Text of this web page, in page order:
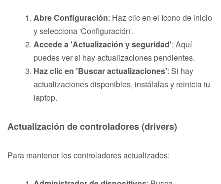
Abre Configuración: Haz clic en el ícono de inicio
y selecciona 'Configuración'.
Accede a 'Actualización y seguridad': Aquí
puedes ver si hay actualizaciones pendientes.
Haz clic en 'Buscar actualizaciones': Si hay
actualizaciones disponibles, instálalas y reinicia tu
laptop.
Actualización de controladores (drivers)
Para mantener los controladores actualizados: